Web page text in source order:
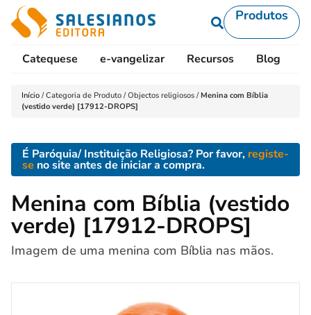
Produtos
Catequese e-vangelizar Recursos Blog
Início /Categoria de Produto /Objectos religiosos / Menina com Bíblia
(vestido verde) [17912-DROPS]
É Paróquia/ Instituição Religiosa? Por favor, registe-
se no site antes de iniciar a compra.
Menina com Bíblia (vestido
verde) [17912-DROPS]
Imagem de uma menina com Bíblia nas mãos.